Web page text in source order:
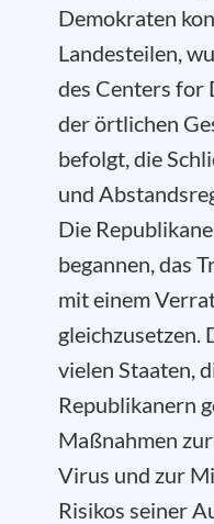
Demokraten
Landesteilen,
des Centers for
der örtlichen
befolgt, die
und
Die
begannen, das
mit einem
gleichzusetzen.
vielen Staaten,
Republikanern
Maßnahmen
Virus und zur
Risikos seiner